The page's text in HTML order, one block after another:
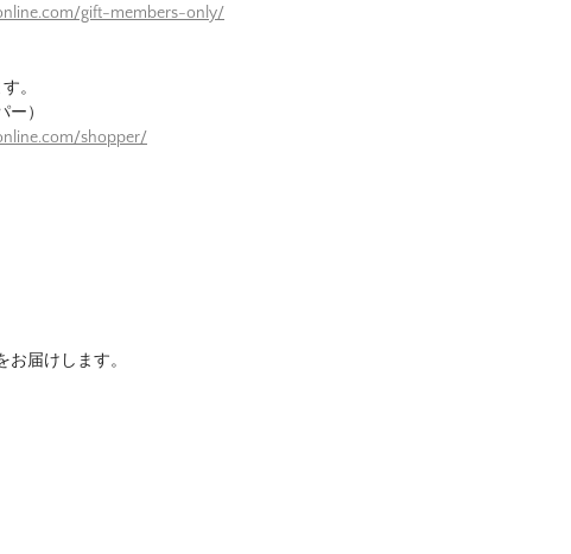
gift-members-only/
。
）
shopper/
届けします。